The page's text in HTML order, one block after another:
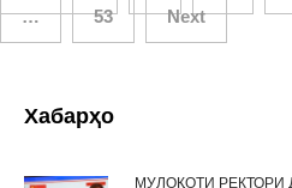
navigation
…
53 Next
Хабарҳо
МУЛОҚОТИ